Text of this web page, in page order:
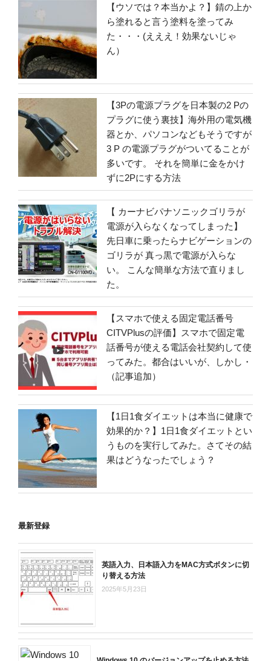
【ウソでは？本当かよ？】錆の上か
ら塗れると言う塗料を塗ってみ
た・・・(えええ！効果ないじゃ
ん）
【3Pの電源プラグを日本製の2 Pの
プラグに使う裏技】海外用の電気機
器とか、パソコンなどもそうですが
3 P の電源プラグがついてることが
多いです。 それを簡単に金をかけ
ずに2Pにする方法
【 カーナビパナソニックゴリラが
電源が入らなくなってしまった】
先日車に乗ったらナビゲーションの
ゴリラが 真っ黒で電源が入らな
い。 こんな簡単な方法で直りまし
た。
【スマホで使える固定電話番号
CITVPlusの評価】スマホで固定電
話番号が使える電話会社契約して使
ってみた。都合はいいが、しかし・
（記事追加）
【1日1食ダイエットは本当に健康で
効果的か？】1日1食ダイエットとい
うものを実行してみた。さてその結
果はどうなったでしょう？
最新登録
英語入力、日本語入力をMAC方式ボタンに切
り替える方法
2025年5月23日